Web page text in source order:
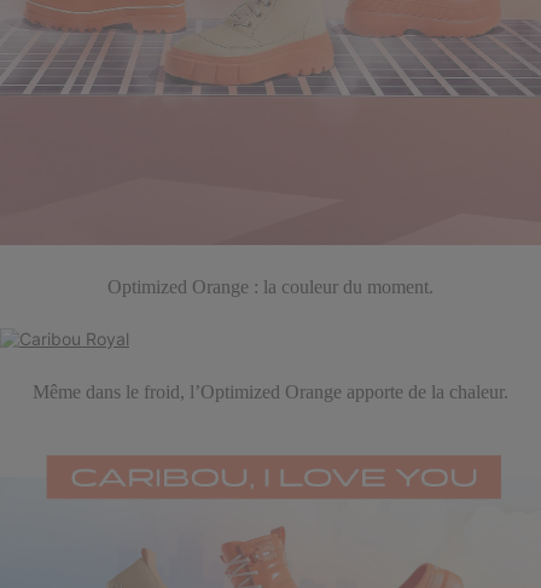
Optimized Orange : la couleur du moment.
Même dans le froid, l’Optimized Orange apporte de la chaleur.